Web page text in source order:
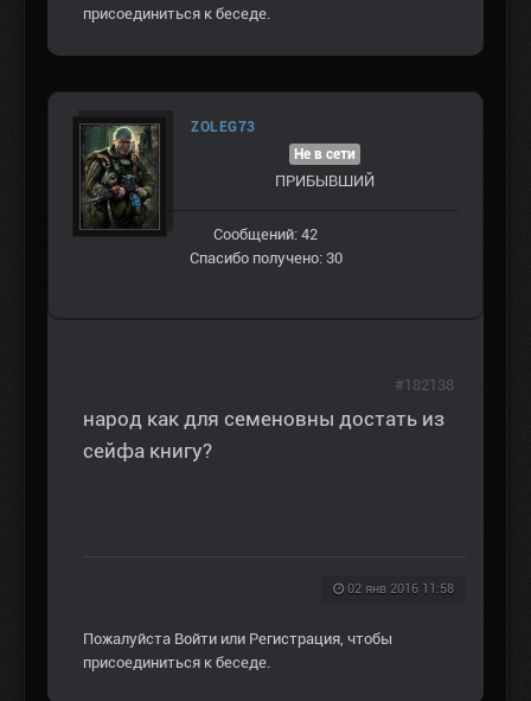
присоединиться к беседе.
ZOLEG73
Не в сети
ПРИБЫВШИЙ
Сообщений: 42
Спасибо получено: 30
народ как для семеновны достать из
сейфа книгу?
02 янв 2016 11:58
#182138
Пожалуйста Войти или Регистрация , чтобы
присоединиться к беседе.